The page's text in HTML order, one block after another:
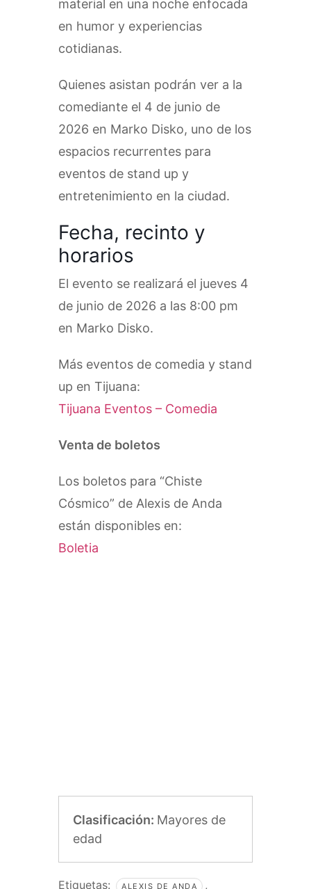
material en una noche enfocada
en humor y experiencias
cotidianas.
Quienes asistan podrán ver a la
comediante el 4 de junio de
2026 en Marko Disko, uno de los
espacios recurrentes para
eventos de stand up y
entretenimiento en la ciudad.
Fecha, recinto y
horarios
El evento se realizará el jueves 4
de junio de 2026 a las 8:00 pm
en Marko Disko.
Más eventos de comedia y stand
up en Tijuana:
Tijuana Eventos – Comedia
Venta de boletos
Los boletos para “Chiste
Cósmico” de Alexis de Anda
están disponibles en:
Boletia
Clasificación: Mayores de
edad
Etiquetas: ALEXIS DE ANDA ,